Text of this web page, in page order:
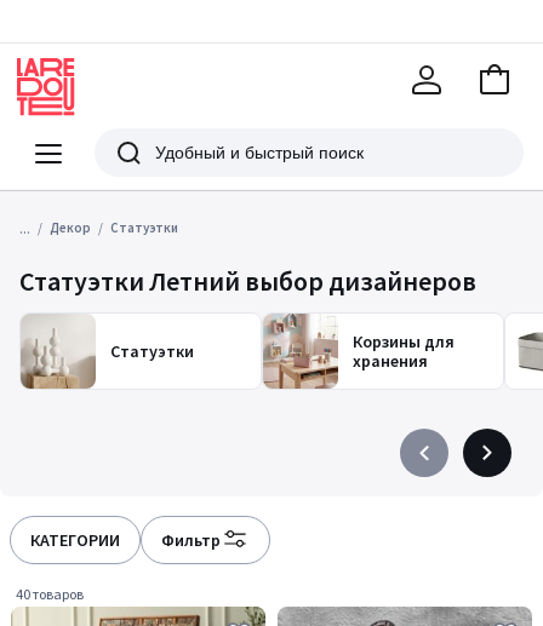
Меню
Redoute
Поиск
В
... Декор Статуэтки
Статуэтки Летний выбор дизайнеров
Статуэтки
Корзины для
хранения
PrécédentSuivant
КАТЕГОРИИ Фильтр
40 товаров